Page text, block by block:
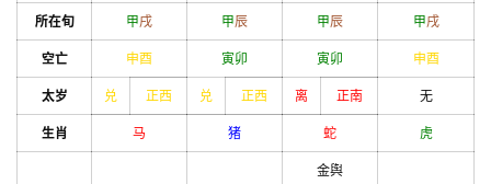
所在旬 甲戌 甲辰 甲辰 甲戌
空亡 申酉 寅卯 寅卯 申酉
太岁 兑 正西 兑 正西 离 正南 无
生肖 马 猪 蛇 虎
金舆